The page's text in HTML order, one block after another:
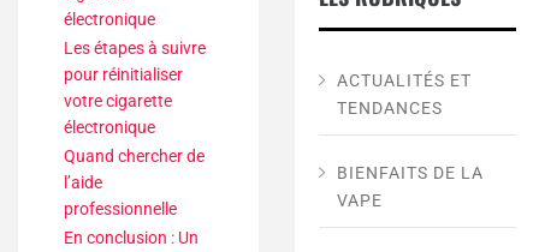
électronique
Les étapes à suivre
pour réinitialiser
votre cigarette
électronique
Quand chercher de
l’aide
professionnelle
En conclusion : Un
ACTUALITÉS ET
TENDANCES
BIENFAITS DE LA
VAPE